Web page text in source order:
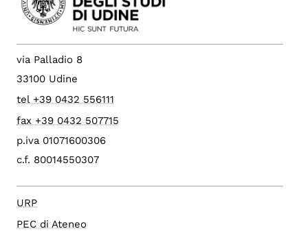
via Palladio 8
33100 Udine
tel +39 0432 556111
fax +39 0432 507715
p.iva 01071600306
c.f. 80014550307
URP
PEC di Ateneo